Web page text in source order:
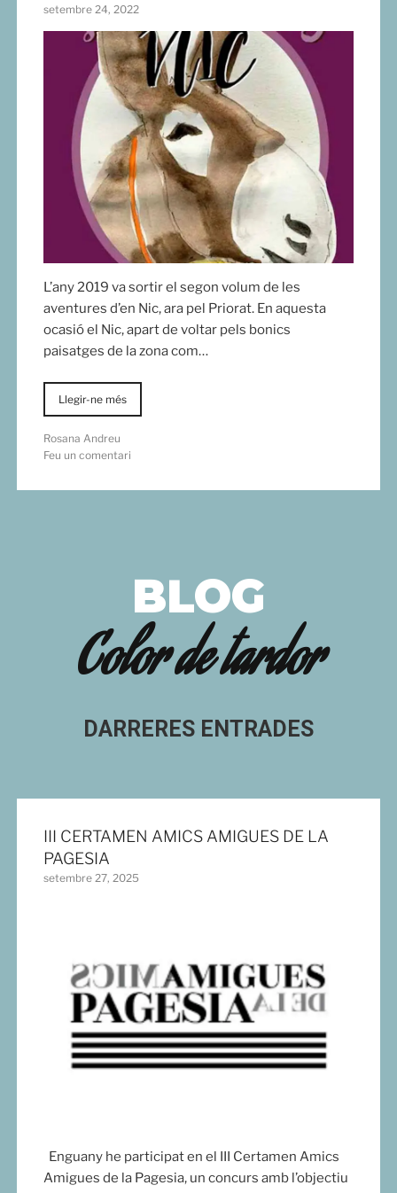
setembre 24, 2022
L’any 2019 va sortir el segon volum de les
aventures d’en Nic, ara pel Priorat. En aquesta
ocasió el Nic, apart de voltar pels bonics
paisatges de la zona com…
Llegir-ne més
Rosana Andreu
Feu un comentari
BLOG
Color de tardor
DARRERES ENTRADES
III CERTAMEN AMICS AMIGUES DE LA
PAGESIA
setembre 27, 2025
Enguany he participat en el III Certamen Amics
Amigues de la Pagesia, un concurs amb l’objectiu